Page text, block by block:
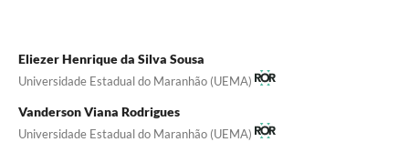
Eliezer Henrique da Silva Sousa
Universidade Estadual do Maranhão (UEMA)
Vanderson Viana Rodrigues
Universidade Estadual do Maranhão (UEMA)